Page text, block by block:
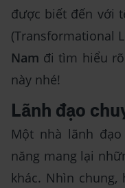
được biết đến với
(Transformational
Nam đi tìm hiểu
này nhé!
Lãnh đạo
Một nhà lãnh
năng mang lại
khác. Nhìn